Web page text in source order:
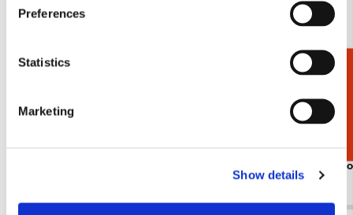
Preferences
Statistics
Marketing
Show details
Cadeaukiezer